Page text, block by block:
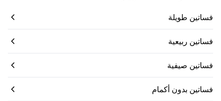
فساتين طويلة
فساتين ربيعية
فساتين صيفية
فساتين بدون أكمام